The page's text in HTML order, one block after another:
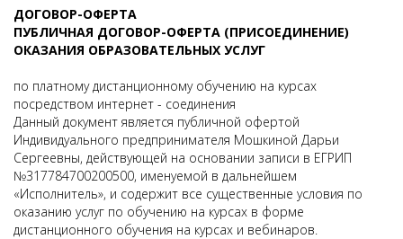
ДОГОВОР-ОФЕРТА
ПУБЛИЧНАЯ ДОГОВОР-ОФЕРТА (ПРИСОЕДИНЕНИЕ)
ОКАЗАНИЯ ОБРАЗОВАТЕЛЬНЫХ УСЛУГ
по платному дистанционному обучению на курсах
посредством интернет - соединения
Данный документ является публичной офертой
Индивидуального предпринимателя Мошкиной Дарьи
Сергеевны, действующей на основании записи в ЕГРИП
№317784700200500, именуемой в дальнейшем
«Исполнитель», и содержит все существенные условия по
оказанию услуг по обучению на курсах в форме
дистанционного обучения на курсах и вебинаров.